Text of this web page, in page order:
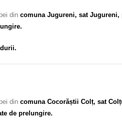
din comuna Jugureni, sat Jugureni,
dincomuna Cocorăștii Colț, sat
de prelungire.